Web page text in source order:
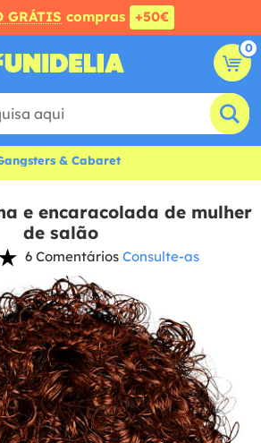
GRÁTIS compras +50€
0
& Cabaret
e encaracolada de mulher
de salão
6 Comentários Consulte-as